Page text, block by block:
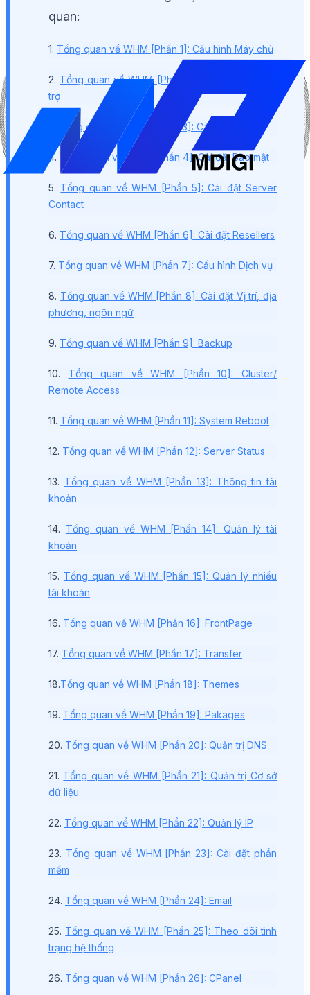
quan:
1. Tổng quan về WHM [Phần 1]: Cấu hình Máy chủ
2. Tổng quan về WHM [Phần 2]: Cài đặt phần Hỗ
trợ
Tổng quan về WHM [Phần 3]: Cài đặt mạng
4. Tổng quan về WHM [Phần 4]: Cài đặt Bảo mật
5. Tổng quan về WHM [Phần 5]: Cài đặt Server
Contact
6. Tổng quan về WHM [Phần 6]: Cài đặt Resellers
7. Tổng quan về WHM [Phần 7]: Cấu hình Dịch vụ
8. Tổng quan về WHM [Phần 8]: Cài đặt Vị trí, địa
phương, ngôn ngữ
9. Tổng quan về WHM [Phần 9]: Backup
10. Tổng quan về WHM [Phần 10]: Cluster/
Remote Access
11. Tổng quan về WHM [Phần 11]: System Reboot
12. Tổng quan về WHM [Phần 12]: Server Status
13. Tổng quan về WHM [Phần 13]: Thông tin tài
khoản
14. Tổng quan về WHM [Phần 14]: Quản lý tài
khoản
15. Tổng quan về WHM [Phần 15]: Quản lý nhiều
tài khoản
16. Tổng quan về WHM [Phần 16]: FrontPage
17. Tổng quan về WHM [Phần 17]: Transfer
18.Tổng quan về WHM [Phần 18]: Themes
19. Tổng quan về WHM [Phần 19]: Pakages
20. Tổng quan về WHM [Phần 20]: Quản trị DNS
21. Tổng quan về WHM [Phần 21]: Quản trị Cơ sở
dữ liệu
22. Tổng quan về WHM [Phần 22]: Quản lý IP
23. Tổng quan về WHM [Phần 23]: Cài đặt phần
mềm
24. Tổng quan về WHM [Phần 24]: Email
25. Tổng quan về WHM [Phần 25]: Theo dõi tình
trạng hệ thống
26. Tổng quan về WHM [Phần 26]: CPanel